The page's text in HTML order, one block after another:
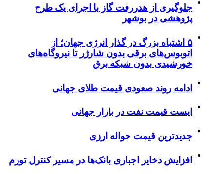
جلوگیری از هدررفت گاز با اجرای یک طرح
پژوهشی در بوشهر
۵ اشتباه بزرگ در گذار انرژی جهان؛ از
اتوبوس‌های برقی بدون شارژر تا نیروگاه‌های
خورشیدی بدون شبکه برق
ادامه روند صعودی قیمت طلای جهانی
ایست قیمت نفت در بازار جهانی
جدیدترین قیمت حواله ارزی
افزایش ذخایر اجباری بانک‌ها در مسیر کنترل تورم